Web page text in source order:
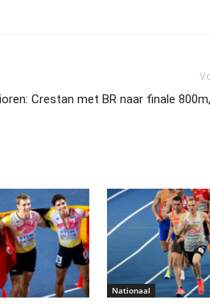
Crestan met BR naar finale
Nationaal